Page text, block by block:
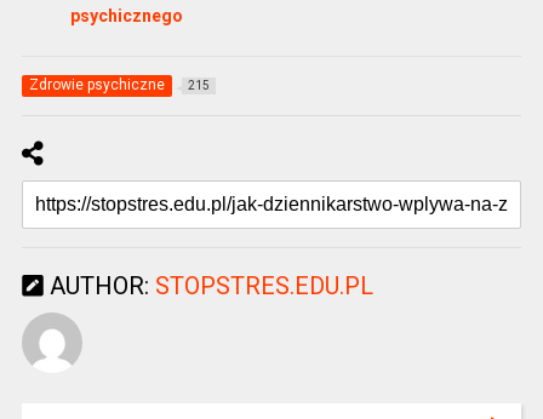
psychicznego
Zdrowie psychiczne 215
AUTHOR: STOPSTRES.EDU.PL